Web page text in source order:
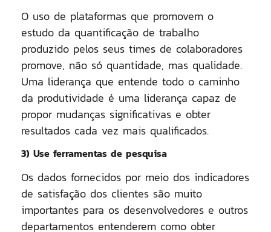
O uso de plataformas que promovem o
estudo da quantificação de trabalho
produzido pelos seus times de colaboradores
promove, não só quantidade, mas qualidade.
Uma liderança que entende todo o caminho
da produtividade é uma liderança capaz de
propor mudanças significativas e obter
resultados cada vez mais qualificados.
3) Use ferramentas de pesquisa
Os dados fornecidos por meio dos indicadores
de satisfação dos clientes são muito
importantes para os desenvolvedores e outros
departamentos entenderem como obter